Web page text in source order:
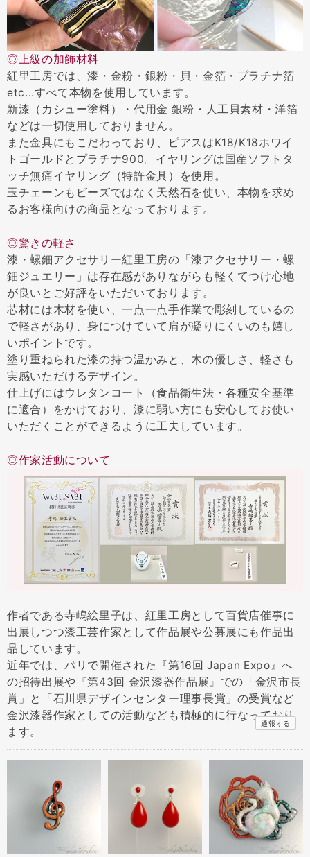
◎上級の加飾材料
紅里工房では、漆・金粉・銀粉・貝・金箔・プラチナ箔
etc...すべて本物を使用しています。
新漆（カシュー塗料）・代用金 銀粉・人工貝素材・洋箔
などは一切使用しておりません。
また金具にもこだわっており、ピアスはK18/K18ホワイ
トゴールドとプラチナ900。イヤリングは国産ソフトタ
ッチ無痛イヤリング（特許金具）を使用。
玉チェーンもビーズではなく天然石を使い、本物を求め
るお客様向けの商品となっております。
◎驚きの軽さ
漆・螺鈿アクセサリー紅里工房の「漆アクセサリー・螺
鈿ジュエリー」は存在感がありながらも軽くてつけ心地
が良いとご好評をいただいております。
芯材には木材を使い、一点一点手作業で彫刻しているの
で軽さがあり、身につけていて肩が凝りにくいのも嬉し
いポイントです。
塗り重ねられた漆の持つ温かみと、木の優しさ、軽さも
実感いただけるデザイン。
仕上げにはウレタンコート（食品衛生法・各種安全基準
に適合）をかけており、漆に弱い方にも安心してお使い
いただくことができるように工夫しています。
◎作家活動について
作者である寺嶋絵里子は、紅里工房として百貨店催事に
出展しつつ漆工芸作家として作品展や公募展にも作品出
品しています。
近年では、パリで開催された『第16回 Japan Expo』へ
の招待出展や『第43回 金沢漆器作品展』での「金沢市長
賞」と「石川県デザインセンター理事長賞」の受賞など
金沢漆器作家としての活動なども積極的に行なっており
ます。
通報する